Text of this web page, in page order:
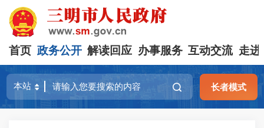
首页 政务公开 解读回应 办事服务 互动交流 走进
长者模式